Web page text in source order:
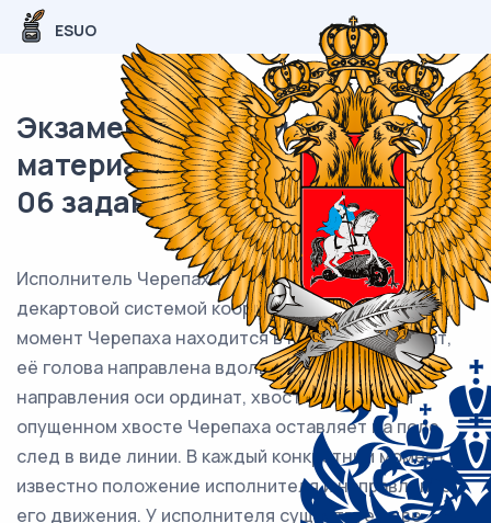
ESUO
Экзаменационный (типовой)
материал ЕГЭ / Информатика /
06 задание / 15
Исполнитель Черепаха действует на плоскости с
декартовой системой координат. В начальный
момент Черепаха находится в начале координат,
её голова направлена вдоль положительного
направления оси ординат, хвост опущен. При
опущенном хвосте Черепаха оставляет на поле
след в виде линии. В каждый конкретный момент
известно положение исполнителя и направление
его движения. У исполнителя существует две